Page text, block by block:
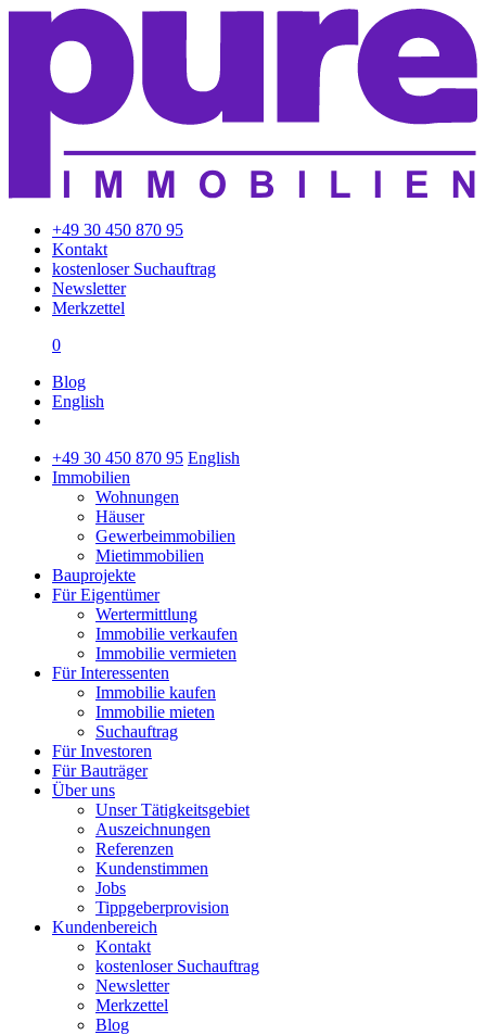
+49 30 450 870 95
Kontakt
kostenloser Suchauftrag
Newsletter
Merkzettel
0
Blog
English
+49 30 450 870 95 English
Immobilien
Wohnungen
Häuser
Gewerbeimmobilien
Mietimmobilien
Bauprojekte
Für Eigentümer
Wertermittlung
Immobilie verkaufen
Immobilie vermieten
Für Interessenten
Immobilie kaufen
Immobilie mieten
Suchauftrag
Für Investoren
Für Bauträger
Über uns
Unser Tätigkeitsgebiet
Auszeichnungen
Referenzen
Kundenstimmen
Jobs
Tippgeberprovision
Kundenbereich
Kontakt
kostenloser Suchauftrag
Newsletter
Merkzettel
Blog